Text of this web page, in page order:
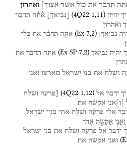
תדבר את כול אשר אצוך] ואהרון
יהיה (4Q22 1,11) נביאך א֯ת֯ה תדבר
וא֯הרון
נְבִיאֶֽךָ׃ (Ex 7,2) אַתָּ֣ה תְדַבֵּ֔ר אֵ֖ת כָּל־
יהיה נביאך (Ex SP 7,2) אתה תדבר את
ושלח את בני ישראל מארצו ואני
ידבר אל (4Q22 1,12) [פרעה ושלח
ו אני אקשה את
אֶל־ פַּרְעֹ֔ה וְשִׁלַּ֥ח אֶת־ בְּנֵֽי־ יִשְׂרָאֵ֖ל
וַאֲנִ֥י אַקְשֶׁ֖ה אֶת־
ידבר אל פרעה ושלח את בני ישראל
( ואני אקשה את